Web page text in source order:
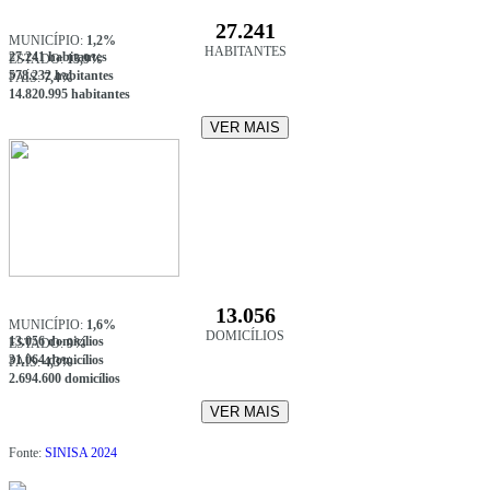
27.241
HABITANTES
MUNICÍPIO: 1,2%
27.241 habitantes
ESTADO:13,9%
578.232 habitantes
PAÍS:7,4%
14.820.995 habitantes
VER MAIS
13.056
DOMICÍLIOS
MUNICÍPIO: 1,6%
13.056 domicílios
ESTADO:9%
31.064 domicílios
PAÍS:4,3%
2.694.600 domicílios
VER MAIS
Fonte: SINISA 2024